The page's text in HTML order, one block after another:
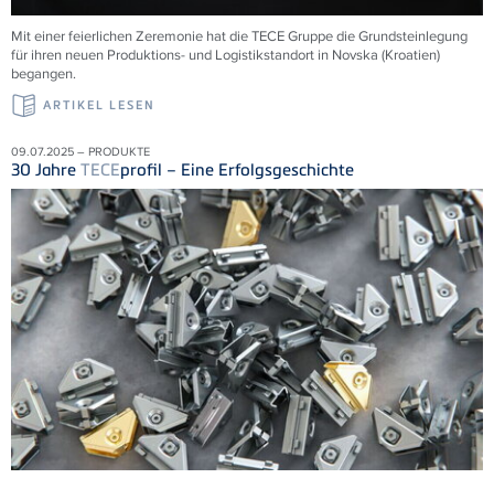
Mit einer feierlichen Zeremonie hat dieTECEGruppe die Grundsteinlegung
für ihren neuen Produktions- und Logistikstandort in Novska (Kroatien)
begangen.
ARTIKEL LESEN
09.07.2025 – PRODUKTE
30 Jahre TECEprofil – Eine Erfolgsgeschichte